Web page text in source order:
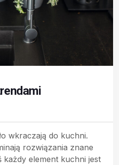
wkraczają do kuchni.
rozwiązania znane
element kuchni jest